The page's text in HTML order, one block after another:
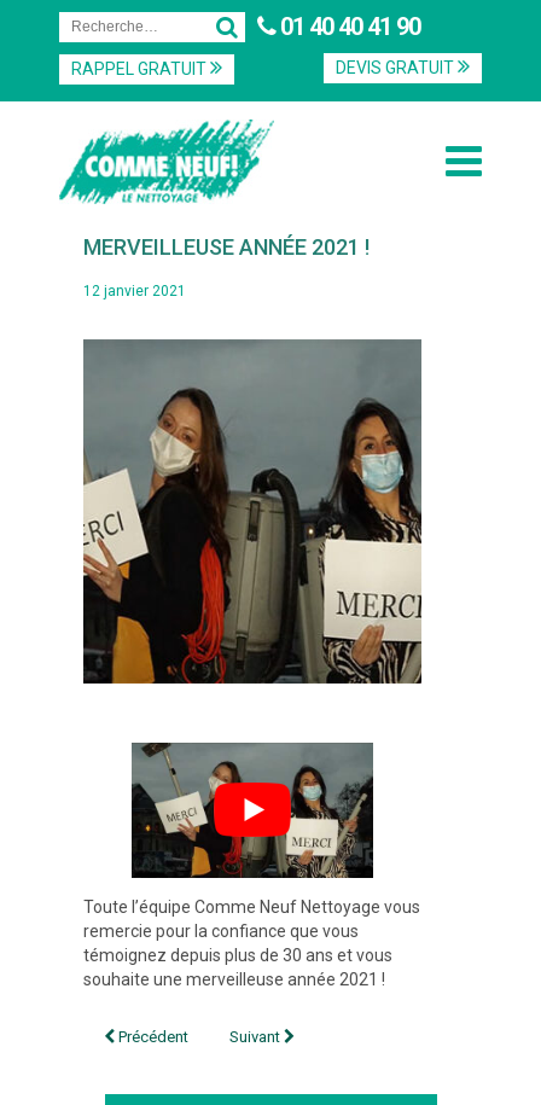
01 40 40 41 90
DEVIS GRATUIT
RAPPEL GRATUIT
MERVEILLEUSE ANNÉE 2021 !
12 janvier 2021
Toute l’équipe Comme Neuf Nettoyage vous
remercie pour la confiance que vous
témoignez depuis plus de 30 ans et vous
souhaite une merveilleuse année 2021 !
Navigation
Précédent Suivant